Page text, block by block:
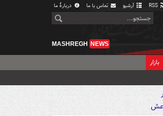
آرشیو تماس با ما دربارهٔ ما
MASHREGH NEWS
بازار